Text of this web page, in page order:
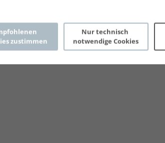
zustimmen
Nur technisch
notwendige Cookies